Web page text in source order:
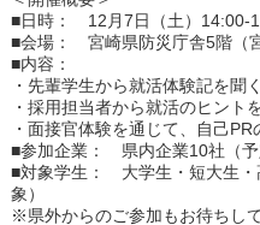
■日時： 12月7日（土）14:00-
■会場： 宮崎県防災庁舎5階（
■内容：
・先輩学生から就活体験記を聞く
・採用担当者から就活のヒント
・面接官体験を通じて、自己
■参加企業： 県内企業10社（予
■対象学生： 大学生・短大生・
象）
※県外からのご参加もお待ちして